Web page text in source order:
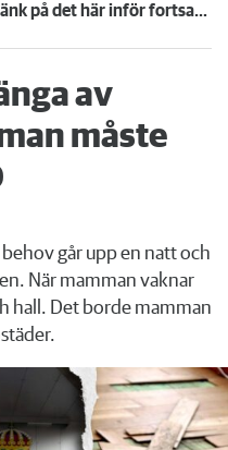
Värna grannsämjan under VM – tänk på det här inför fortsatta nattmatcher
av
måste
går upp en natt och
När mamman vaknar
hall. Det borde mamman